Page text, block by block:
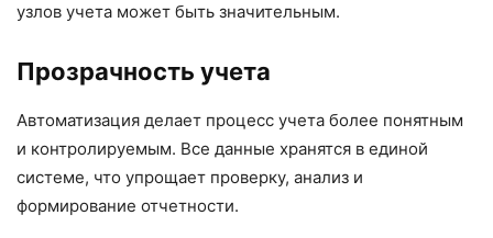
узлов учета может быть значительным.
Прозрачность учета
Автоматизация делает процесс учета более понятным
и контролируемым. Все данные хранятся в единой
системе, что упрощает проверку, анализ и
формирование отчетности.